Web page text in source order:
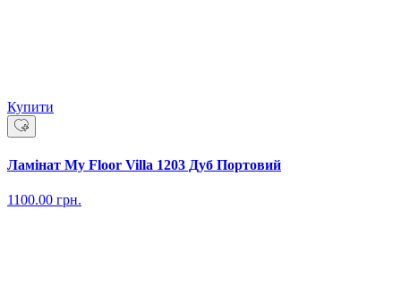
Купити
Ламінат My Floor Villa 1203 Дуб Портовий
1100.00 грн.